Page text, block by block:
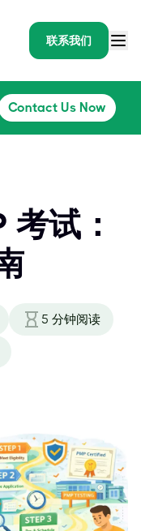
联系我们
Contact Us Now
考试：
5 分钟阅读